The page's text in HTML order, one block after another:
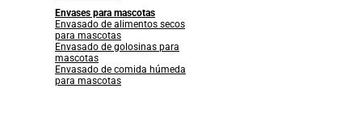
Envases para mascotas
Envasado de alimentos secos
para mascotas
Envasado de golosinas para
mascotas
Envasado de comida húmeda
para mascotas